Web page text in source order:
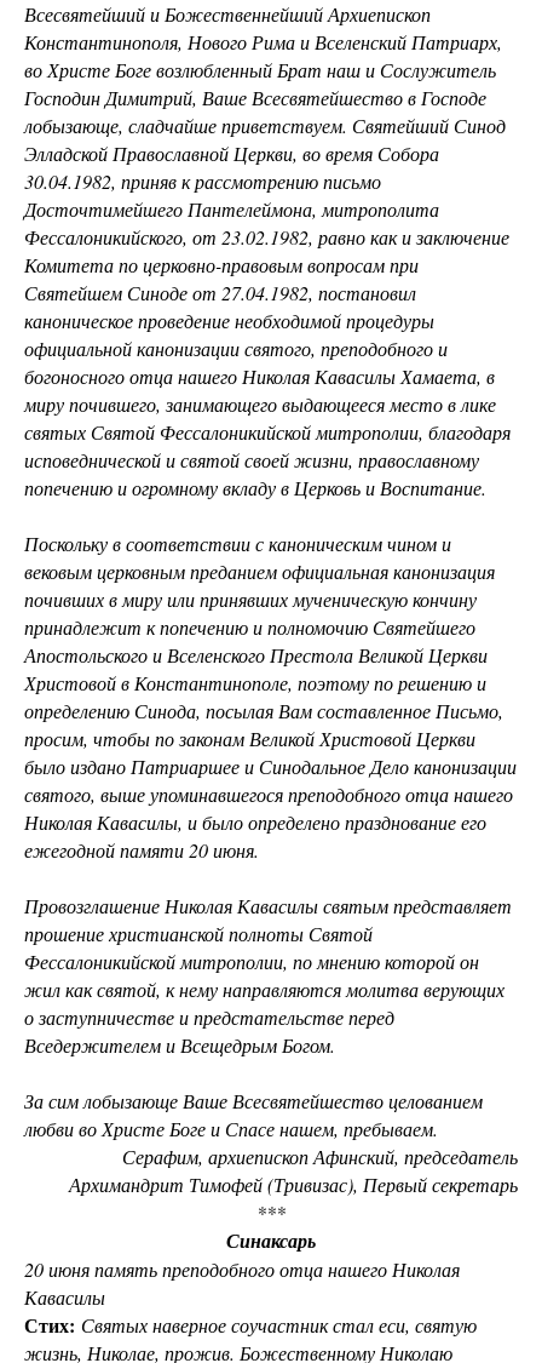
Всесвятейший и Божественнейший Архиепископ
Константинополя, Нового Рима и Вселенский Патриарх,
во Христе Боге возлюбленный Брат наш и Сослужитель
Господин Димитрий, Ваше Всесвятейшество в Господе
лобызающе, сладчайше приветствуем. Святейший Синод
Элладской Православной Церкви, во время Собора
30.04.1982, приняв к рассмотрению письмо
Досточтимейшего Пантелеймона, митрополита
Фессалоникийского, от 23.02.1982, равно как и заключение
Комитета по церковно-правовым вопросам при
Святейшем Синоде от 27.04.1982, постановил
каноническое проведение необходимой процедуры
официальной канонизации святого, преподобного и
богоносного отца нашего Николая Кавасилы Хамаета, в
миру почившего, занимающего выдающееся место в лике
святых Святой Фессалоникийской митрополии, благодаря
исповеднической и святой своей жизни, православному
попечению и огромному вкладу в Церковь и Воспитание.
Поскольку в соответствии с каноническим чином и
вековым церковным преданием официальная канонизация
почивших в миру или принявших мученическую кончину
принадлежит к попечению и полномочию Святейшего
Апостольского и Вселенского Престола Великой Церкви
Христовой в Константинополе, поэтому по решению и
определению Синода, посылая Вам составленное Письмо,
просим, чтобы по законам Великой Христовой Церкви
было издано Патриаршее и Синодальное Дело канонизации
святого, выше упоминавшегося преподобного отца нашего
Николая Кавасилы, и было определено празднование его
ежегодной памяти 20 июня.
Провозглашение Николая Кавасилы святым представляет
прошение христианской полноты Святой
Фессалоникийской митрополии, по мнению которой он
жил как святой, к нему направляются молитва верующих
о заступничестве и предстательстве перед
Вседержителем и Всещедрым Богом.
За сим лобызающе Ваше Всесвятейшество целованием
любви во Христе Боге и Спасе нашем, пребываем.
Серафим, архиепископ Афинский, председатель
Архимандрит Тимофей (Тривизас), Первый секретарь
***
Синаксарь
20 июня память преподобного отца нашего Николая
Кавасилы
Стих: Святых наверное соучастник стал еси, святую
жизнь, Николае, прожив. Божественному Николаю